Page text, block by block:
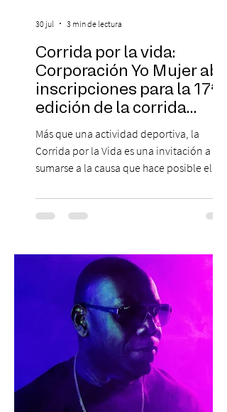
Corrida por la vida:
Corporación Yo Mujer abre
inscripciones para la 17ª
edición de la corrida
solidaria
Más que una actividad deportiva, la
Corrida por la Vida es una invitación a
sumarse a la causa que hace posible el
desarrolla durante todo el año: brindar
orientación, contención y apoyo
experiencia del cáncer de mama y a sus
familias, además de impulsar la detección
temprana, porque la información también
es una forma de acompañar. Con este
propósito, la Corporación realizará la 17ª
Corrida por la Vida, e
30 jul 3 min de lectura